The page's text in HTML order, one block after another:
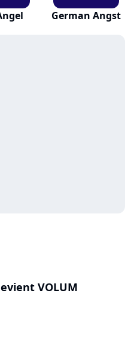
German Angst
VOLUM